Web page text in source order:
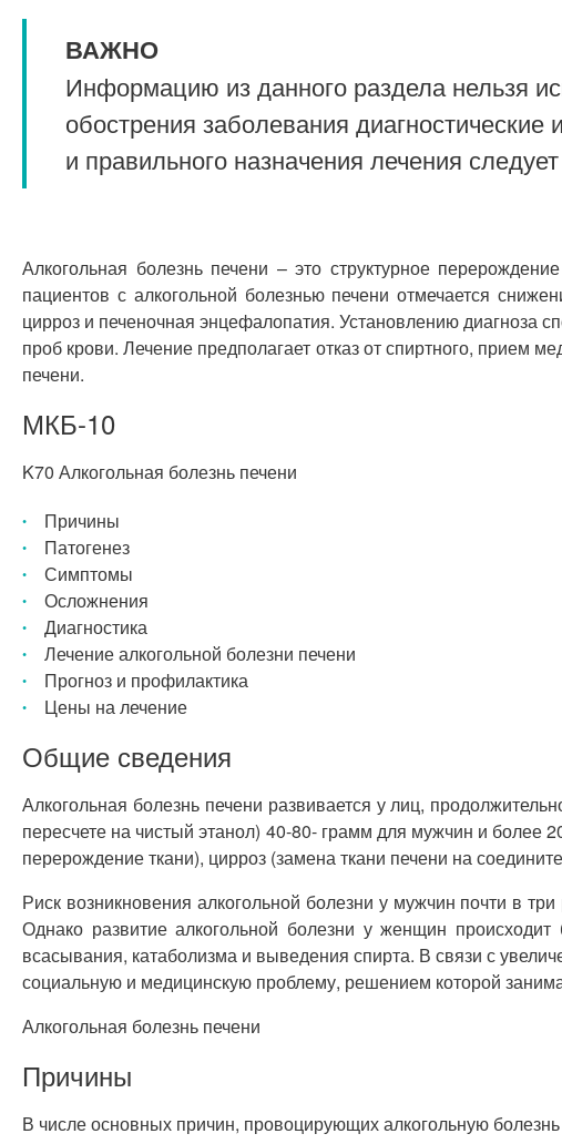
ВАЖНО
Информацию из данного раздела нельзя
обострения заболевания
и правильного назначения лечения
Алкогольная болезнь печени – это структурное
пациентов с алкогольной болезнью печени отмечается
цирроз и печеночная энцефалопатия. Установлению диагноза
проб крови. Лечение предполагает отказ от спиртного, прием
печени.
МКБ-10
K70 Алкогольная болезнь печени
Причины
Патогенез
Симптомы
Осложнения
Диагностика
Лечение алкогольной болезни печени
Прогноз и профилактика
Цены на лечение
Общие сведения
Алкогольная болезнь печени развивается у лиц,
пересчете на чистый этанол) 40-80- грамм для мужчин и
перерождение ткани), цирроз (замена ткани печени на
Риск возникновения алкогольной болезни у мужчин почти в
Однако развитие алкогольной болезни у женщин
всасывания, катаболизма и выведения спирта. В связи с
социальную и медицинскую проблему, решением которой
Алкогольная болезнь печени
Причины
В числе основных причин, провоцирующих алкогольную